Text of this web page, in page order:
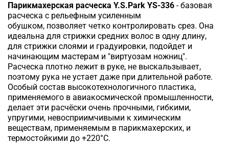
Парикмахерская расческа Y.S.Park YS-336 - базовая
расческа с рельефным усиленным
обушком, позволяет четко контролировать срез. Она
идеальна для стрижки средних волос в одну длину,
для стрижки слоями и градуировки, подойдет и
начинающим мастерам и "виртуозам ножниц".
Расческа плотно лежит в руке, не выскальзывает,
поэтому рука не устает даже при длительной работе.
Особый состав высокотехнологичного пластика,
применяемого в авиакосмической промышленности,
делает эти расчёски очень прочными, гибкими,
упругими, невосприимчивыми к химическим
веществам, применяемым в парикмахерских, и
термостойкими до +220°С.